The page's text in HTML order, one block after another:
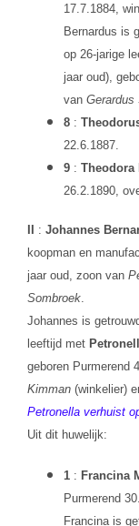
17.7.1884,
Bernardus is
op 26-jarige
jaar oud),
van Gerardus
8 :
22.6.1887.
9 : Theodora
26.2.1890,
: Johannes
koopman en
jaar oud, zoon van
Sombroek.
Johannes is
leeftijd met
geboren Purmerend
Kimman(winkelier)
Petronella verhuist
Uit dit huwelijk:
1 : Francina
Purmerend
Francina is